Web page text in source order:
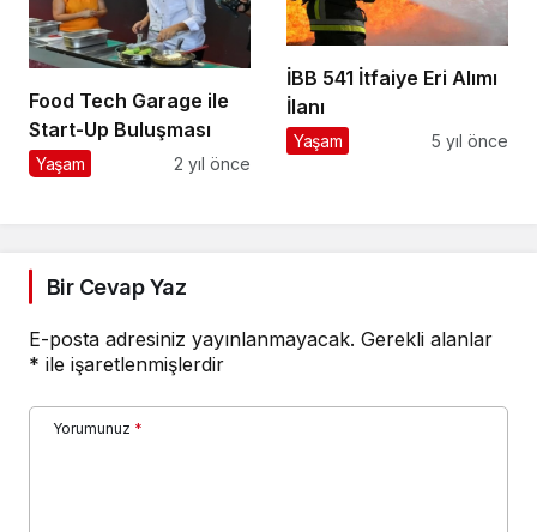
Food Tech Garage ile
Start-Up Buluşması
Yaşam 2 yıl önce
İBB 541 İtfaiye Eri Alımı
İlanı
Yaşam 5 yıl önce
Bir Cevap Yaz
E-posta adresiniz yayınlanmayacak. Gerekli alanlar
* ile işaretlenmişlerdir
Yorumunuz *